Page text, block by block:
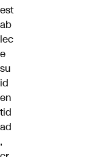
est
ab
lec
e
su
id
en
tid
ad
,